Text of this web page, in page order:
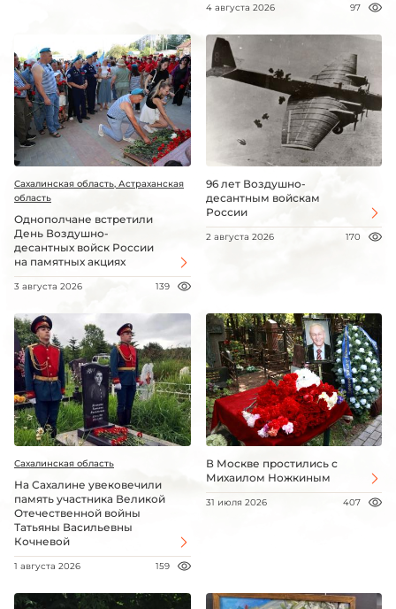
4 августа 2026 97
Сахалинская область, Астраханская
область
Однополчане встретили
День Воздушно-
десантных войск России
на памятных акциях
3 августа 2026 139
96 лет Воздушно-
десантным войскам
России
2 августа 2026 170
Сахалинская область
На Сахалине увековечили
память участника Великой
Отечественной войны
Татьяны Васильевны
Кочневой
1 августа 2026 159
В Москве простились с
Михаилом Ножкиным
31 июля 2026 407